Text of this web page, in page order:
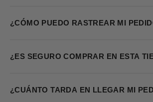
¿CÓMO PUEDO RASTREAR MI
¿ES SEGURO COMPRAR EN ESTA
¿CUÁNTO TARDA EN LLEGAR MI